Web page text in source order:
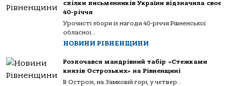
спілки письменників України відзначила своє
40-річчя
Урочисті збори із нагоди 40-річчя Рівненської
обласної...
НОВИНИ РІВНЕНЩИНИ
Розпочався мандрівний табір «Стежками
князів Острозьких» на Рівненщині
В Острозі, на Замковій горі, у четвер...